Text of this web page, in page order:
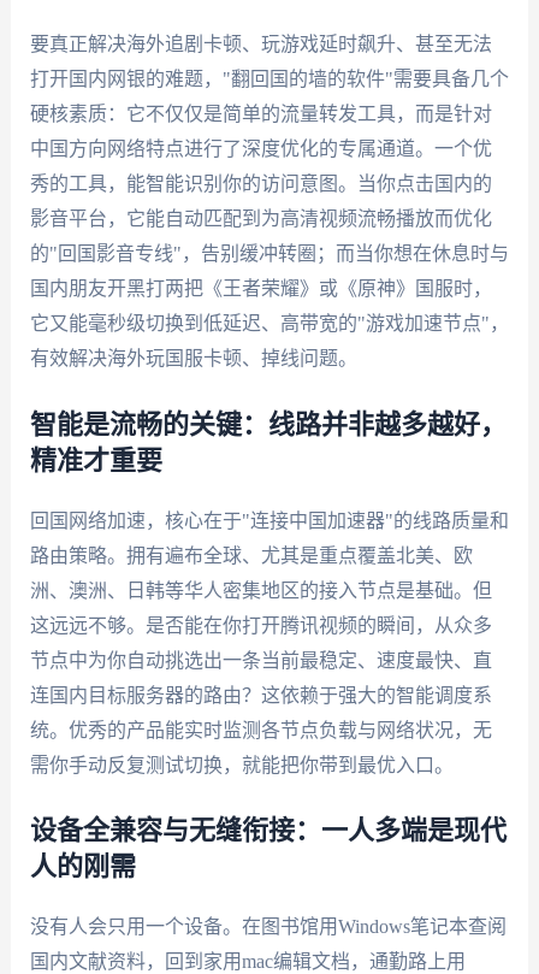
要真正解决海外追剧卡顿、玩游戏延时飙升、甚至无法
打开国内网银的难题，"翻回国的墙的软件"需要具备几个
硬核素质：它不仅仅是简单的流量转发工具，而是针对
中国方向网络特点进行了深度优化的专属通道。一个优
秀的工具，能智能识别你的访问意图。当你点击国内的
影音平台，它能自动匹配到为高清视频流畅播放而优化
的"回国影音专线"，告别缓冲转圈；而当你想在休息时与
国内朋友开黑打两把《王者荣耀》或《原神》国服时，
它又能毫秒级切换到低延迟、高带宽的"游戏加速节点"，
有效解决海外玩国服卡顿、掉线问题。
智能是流畅的关键：线路并非越多越好，
精准才重要
回国网络加速，核心在于"连接中国加速器"的线路质量和
路由策略。拥有遍布全球、尤其是重点覆盖北美、欧
洲、澳洲、日韩等华人密集地区的接入节点是基础。但
这远远不够。是否能在你打开腾讯视频的瞬间，从众多
节点中为你自动挑选出一条当前最稳定、速度最快、直
连国内目标服务器的路由？这依赖于强大的智能调度系
统。优秀的产品能实时监测各节点负载与网络状况，无
需你手动反复测试切换，就能把你带到最优入口。
设备全兼容与无缝衔接：一人多端是现代
人的刚需
没有人会只用一个设备。在图书馆用Windows笔记本查阅
国内文献资料，回到家用mac编辑文档，通勤路上用